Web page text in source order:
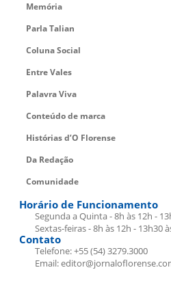
Memória
Parla Talian
Coluna Social
Entre Vales
Palavra Viva
Conteúdo de marca
Histórias d’O Florense
Da Redação
Comunidade
Horário de Funcionamento
Segunda a Quinta - 8h às 12h -
Sextas-feiras - 8h às 12h - 13h30
Contato
Telefone: +55 (54) 3279.3000
Email: